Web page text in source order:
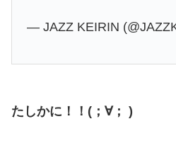
— JAZZ KEIRIN
たしかに！！(；∀； )